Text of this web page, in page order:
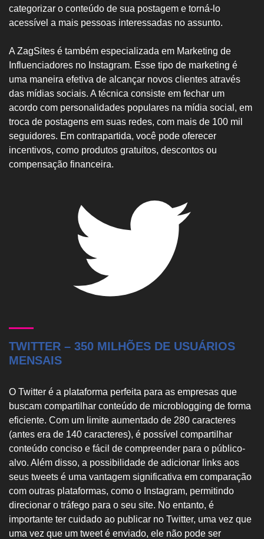
categorizar o conteúdo de sua postagem e torná-lo
acessível a mais pessoas interessadas no assunto.
A ZagSites é também especializada em Marketing de
Influenciadores no Instagram. Esse tipo de marketing é
uma maneira efetiva de alcançar novos clientes através
das mídias sociais. A técnica consiste em fechar um
acordo com personalidades populares na mídia social, em
troca de postagens em suas redes, com mais de 100 mil
seguidores. Em contrapartida, você pode oferecer
incentivos, como produtos gratuitos, descontos ou
compensação financeira.
TWITTER – 350 MILHÕES DE USUÁRIOS
MENSAIS
O Twitter é a plataforma perfeita para as empresas que
buscam compartilhar conteúdo de microblogging de forma
eficiente. Com um limite aumentado de 280 caracteres
(antes era de 140 caracteres), é possível compartilhar
conteúdo conciso e fácil de compreender para o público-
alvo. Além disso, a possibilidade de adicionar links aos
seus tweets é uma vantagem significativa em comparação
com outras plataformas, como o Instagram, permitindo
direcionar o tráfego para o seu site. No entanto, é
importante ter cuidado ao publicar no Twitter, uma vez que
uma vez que um tweet é enviado, ele não pode ser